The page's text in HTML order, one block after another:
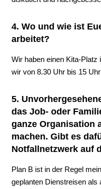
4. Wo und wie ist
arbeitet?
Wir haben einen Kita-Platz
wir von 8.30 Uhr bis 15
5.
das Job- oder
ganze Organisation
machen. Gibt es
Notfallnetzwerk auf
Plan B ist in der Regel
geplanten Dienstreisen